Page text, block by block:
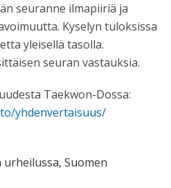
seuranne ilmapiiriä ja
Kyselyn tuloksissa
yleisellä tasolla.
seuran vastauksia.
Taekwon-Dossa:
yhdenvertaisuus/
Suomen